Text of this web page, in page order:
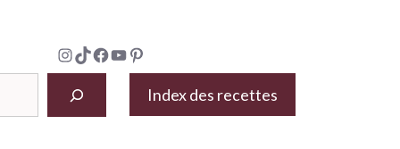
Instagram
TikTok
Facebook
YouTube
Pinterest
Index des recettes